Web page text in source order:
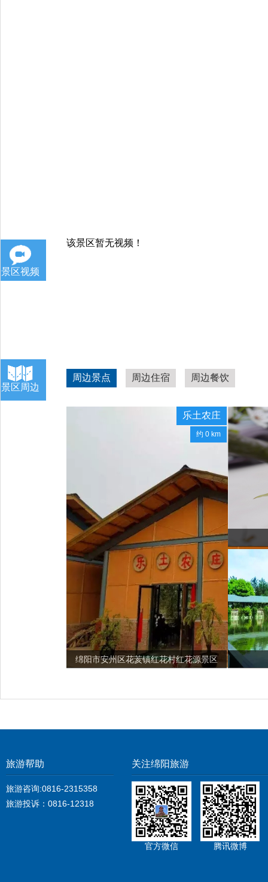
景区视频
该景区暂无视频！
景区周边
周边景点 周边住宿 周边餐饮
乐土农庄
约 0 km
绵阳市安州区花荄镇红花村红花源景区
旅游帮助
旅游咨询:0816-2315358
旅游投诉：0816-12318
关注绵阳旅游
官方微信 腾讯微博